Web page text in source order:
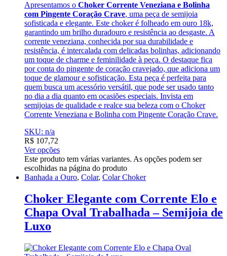
Apresentamos o Choker Corrente Veneziana e Bolinha
com Pingente Coração Crave, uma peça de semijoia
sofisticada e elegante. Este choker é folheado em ouro 18k,
garantindo um brilho duradouro e resistência ao desgaste. A
corrente veneziana, conhecida por sua durabilidade e
resistência, é intercalada com delicadas bolinhas, adicionando
um toque de charme e feminilidade à peça. O destaque fica
por conta do pingente de coração cravejado, que adiciona um
toque de glamour e sofisticação. Esta peça é perfeita para
quem busca um acessório versátil, que pode ser usado tanto
no dia a dia quanto em ocasiões especiais. Invista em
semijoias de qualidade e realce sua beleza com o Choker
Corrente Veneziana e Bolinha com Pingente Coração Crave.
SKU: n/a
R$ 107,72
Ver opções
Este produto tem várias variantes. As opções podem ser
escolhidas na página do produto
Banhada a Ouro, Colar, Colar Choker
Choker Elegante com Corrente Elo e
Chapa Oval Trabalhada – Semijoia de
Luxo